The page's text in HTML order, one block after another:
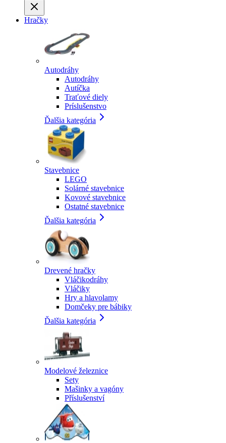
Hračky
Autodráhy
Autodráhy
Autíčka
Traťové diely
Príslušenstvo
Ďalšia kategória
Stavebnice
LEGO
Solárné stavebnice
Kovové stavebnice
Ostatné stavebnice
Ďalšia kategória
Drevené hračky
Vláčikodráhy
Vláčiky
Hry a hlavolamy
Domčeky pre bábiky
Ďalšia kategória
Modelové železnice
Sety
Mašinky a vagóny
Příslušenství